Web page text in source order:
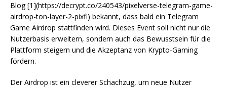
Blog [1](https://decrypt.co/240543/pixelverse-telegram-game-
airdrop-ton-layer-2-pixfi) bekannt, dass bald ein Telegram
Game Airdrop stattfinden wird. Dieses Event soll nicht nur die
Nutzerbasis erweitern, sondern auch das Bewusstsein für die
Plattform steigern und die Akzeptanz von Krypto-Gaming
fördern.
Der Airdrop ist ein cleverer Schachzug, um neue Nutzer